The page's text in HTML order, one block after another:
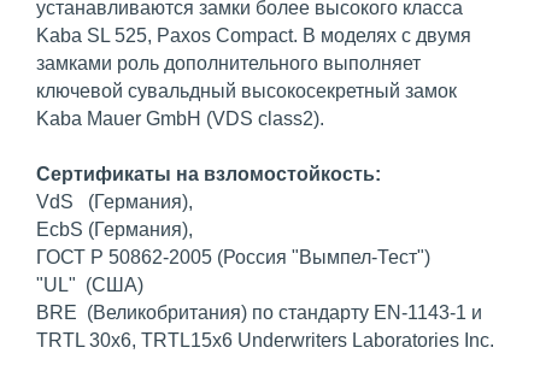
устанавливаются замки более высокого класса
Kaba SL 525, Paxos Compact. В моделях с двумя
замками роль дополнительного выполняет
ключевой сувальдный высокосекретный замок
Kaba Mauer GmbH (VDS class2).
Сертификаты на взломостойкость:
VdS (Германия),
EcbS (Германия),
ГОСТ Р 50862-2005 (Россия "Вымпел-Тест")
"UL" (США)
BRE (Великобритания) по стандарту EN-1143-1 и
TRTL 30x6, TRTL15x6 Underwriters Laboratories Inc.